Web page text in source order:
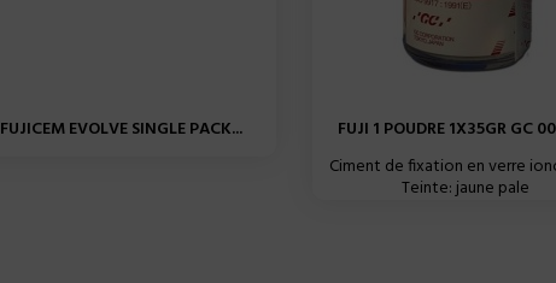
FUJICEM EVOLVE SINGLE PACK...
FUJI 1 POUDRE 1X35GR GC
Ciment de fixation en verre
Teinte: jaune pale